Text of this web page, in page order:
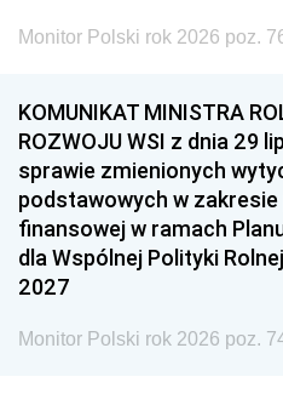
Monitor Polski rok 2026 poz.
KOMUNIKAT MINISTRA
ROZWOJU WSI z dnia 29
sprawie zmienionych
podstawowych w
finansowej w ramach
dla Wspólnej Polityki
2027
Monitor Polski rok 2026 poz.